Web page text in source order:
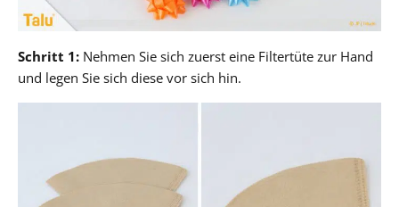
Schritt 1: Nehmen Sie sich zuerst eine Filtertüte zur Hand
und legen Sie sich diese vor sich hin.